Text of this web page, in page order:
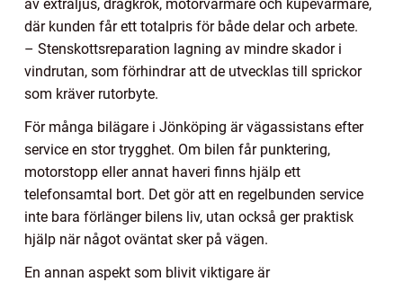
av extraljus, dragkrok, motorvärmare och kupévärmare,
där kunden får ett totalpris för både delar och arbete.
– Stenskottsreparation lagning av mindre skador i
vindrutan, som förhindrar att de utvecklas till sprickor
som kräver rutorbyte.
För många bilägare i Jönköping är vägassistans efter
service en stor trygghet. Om bilen får punktering,
motorstopp eller annat haveri finns hjälp ett
telefonsamtal bort. Det gör att en regelbunden service
inte bara förlänger bilens liv, utan också ger praktisk
hjälp när något oväntat sker på vägen.
En annan aspekt som blivit viktigare är